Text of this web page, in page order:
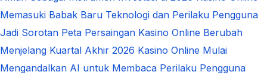
Memasuki Babak Baru Teknologi dan Perilaku Pengguna
Jadi Sorotan Peta Persaingan Kasino Online Berubah
Menjelang Kuartal Akhir 2026 Kasino Online Mulai
Mengandalkan AI untuk Membaca Perilaku Pengguna